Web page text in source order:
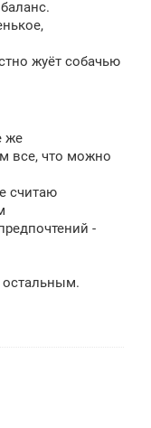
жуёт собачью
же
все, что можно
считаю
-
остальным.